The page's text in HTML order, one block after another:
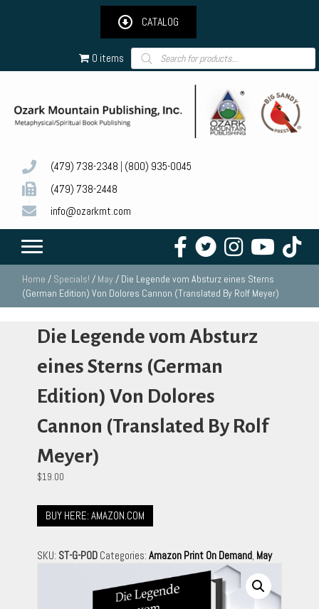
CATALOG
0 items Products
search
(479) 738-2348 (800) 935-0045
(479) 738-2448
info@ozarkmt.com
Home / Specials! / May/ Die Legende vom Absturz eines Sterns
(German Edition) Von Dolores Cannon (Translated By Rolf Meyer)
Die Legende vom Absturz
eines Sterns (German
Edition) Von Dolores
Cannon (Translated By Rolf
Meyer)
$19.00
BUY HERE: AMAZON.COM
SKU: ST-G-POD Categories: Amazon Print On Demand, May